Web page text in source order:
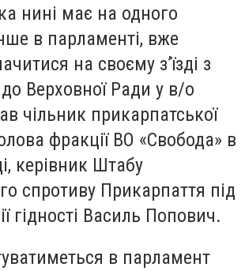
нині має на одного
в парламенті, вже
на своєму з’їзді з
Верховної Ради у в/о
чільник прикарпатської
фракції ВО «Свобода» в
керівник Штабу
спротиву Прикарпаття під
гідності Василь Попович.
в парламент